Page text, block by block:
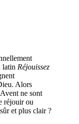
latin Réjouissez
Alors
ne sont
réjouir ou
et plus clair ?